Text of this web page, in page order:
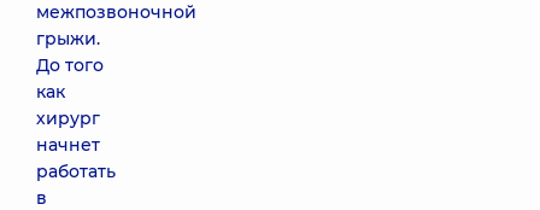
межпозвоночной
грыжи.
До того
как
хирург
начнет
работать
в